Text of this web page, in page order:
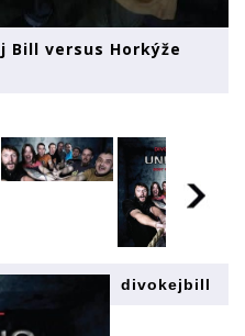
Bill versus Horkýže
divokejbill